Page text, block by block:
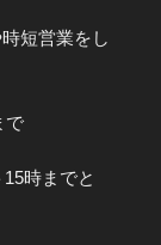
短営業をし
で
時までと